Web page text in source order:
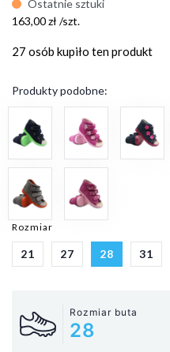
Ostatnie sztuki
163,00 zł /szt.
27 osób kupiło ten produkt
Produkty podobne:
Rozmiar
21 27 28 31
Rozmiar buta
28